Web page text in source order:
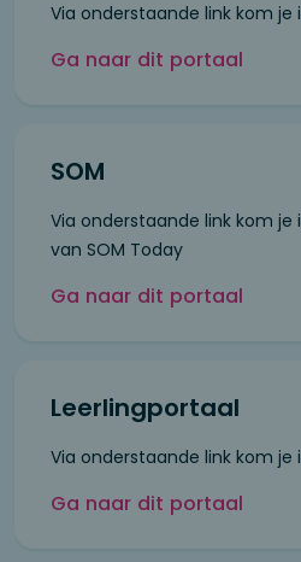
Via onderstaande link kom
Ga naar dit portaal
SOM
Via onderstaande link kom
van SOM Today
Ga naar dit portaal
Leerlingportaal
Via onderstaande link kom
Ga naar dit portaal